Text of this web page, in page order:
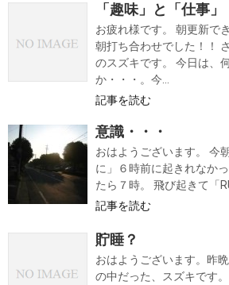
「趣味」と「仕事」
お疲れ様です。 朝更新で
朝打ち合わせでした！！
のスズキです。 今日は、
か・・・。今...
記事を読む
意識・・・
おはようございます。 今
に」６時前に起きれなか
たら７時。 飛び起きて「
記事を読む
貯睡？
おはようございます。昨
の中だった、スズキです